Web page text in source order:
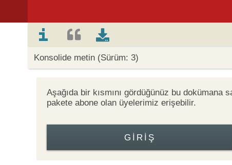
Konsolide metin (Sürüm: 3)
Aşağıda bir kısmını gördüğünüz bu dokümana
pakete abone olan üyelerimiz erişebilir.
GIRIŞ